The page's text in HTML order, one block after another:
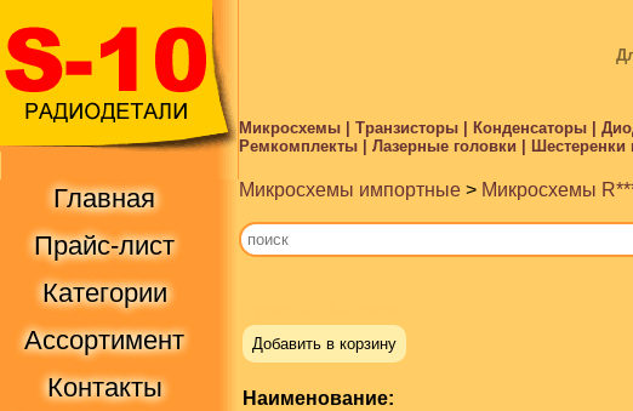
Микросхемы | Транзисторы | Конденсаторы |
Ремкомплекты | Лазерные головки | Шестеренки
Главная
Прайс-лист
Категории
Ассортимент
Контакты
Микросхемы импортные > Микросхемы
Добавить в корзину
Наименование: